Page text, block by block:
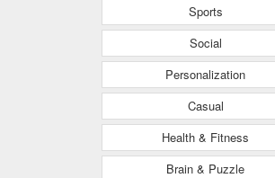
Sports
Social
Personalization
Casual
Health & Fitness
Brain & Puzzle